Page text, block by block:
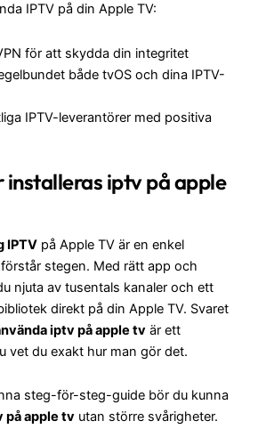
IPTV på din Apple TV:
för att skydda din integritet
både tvOS och dina IPTV-
IPTV-leverantörer med positiva
installeras iptv på apple
IPTV på Apple TV är en enkel
stegen. Med rätt app och
njuta av tusentals kanaler och ett
direkt på din Apple TV. Svaret
iptv på apple tv är ett
vet du exakt hur man gör det.
steg-för-steg-guide bör du kunna
på apple tv utan större svårigheter.